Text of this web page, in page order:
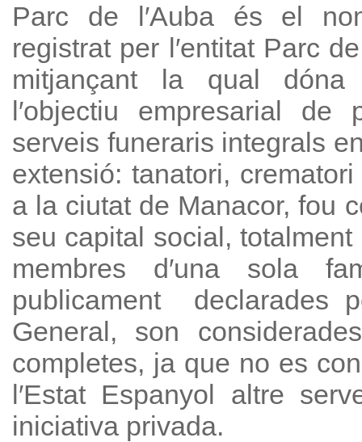
Parc de l′Auba és el
registrat per l′entitat Parc
mitjançant la qual dóna
l′objectiu empresarial de
serveis funeraris integrals
extensió: tanatori,
a la ciutat de Manacor, fou
seu capital social,
membres d′una sola
publicament declarades
General, son
completes, ja que no es
l′Estat Espanyol altre
iniciativa privada.